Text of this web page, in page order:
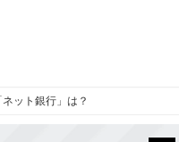
ット銀行」は？